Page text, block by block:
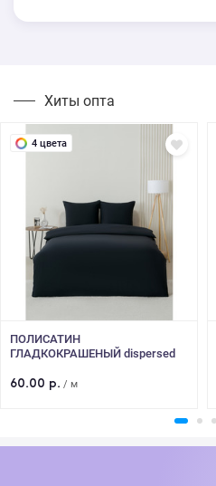
Хиты опта
4 цвета
ПОЛИСАТИН
ГЛАДКОКРАШЕНЫЙ dispersed
60.00 р. / м